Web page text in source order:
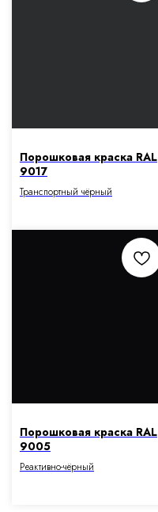
Порошковая краска RAL
9017
Транспортный чёрный
Порошковая краска RAL
9005
Реактивно-чёрный